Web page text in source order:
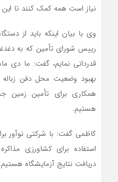
نیاز است همه کمک کنند تا این
وی با بیان اینکه باید از
رییس شورای تأمین که به
قدردانی نمایم، گفت: ما دی
بهبود وضعیت محل دفن زباله
همکاری برای تأمین زمین
هستیم.
کاظمی گفت: با شرکتی نوآور
استفاده برای کشاورزی
دریافت نتایج آزمایشگاه هستیم.